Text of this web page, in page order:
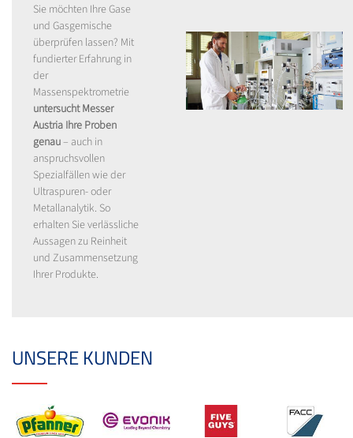
Sie möchten Ihre Gase
und Gasgemische
überprüfen lassen? Mit
fundierter Erfahrung in
der
Massenspektrometrie
untersucht Messer
Austria Ihre Proben
genau– auch in
anspruchsvollen
Spezialfällen wie der
Ultraspuren- oder
Metallanalytik. So
erhalten Sie verlässliche
Aussagen zu Reinheit
und Zusammensetzung
Ihrer Produkte.
UNSERE KUNDEN